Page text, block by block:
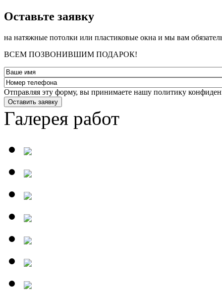
­Оставьте заявку
на натяжные потолки или пластиковые окна и мы вам
ВСЕМ ПОЗВОНИВШИМ ПОДАРОК!
Отправляя эту форму, вы принимаете нашу политику
Оставить заявку
Галерея работ